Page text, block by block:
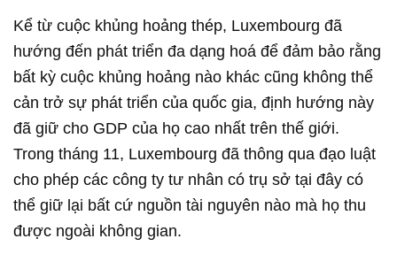
Kể từ cuộc khủng hoảng thép, Luxembourg đã
hướng đến phát triển đa dạng hoá để đảm bảo rằng
bất kỳ cuộc khủng hoảng nào khác cũng không thể
cản trở sự phát triển của quốc gia, định hướng này
đã giữ cho GDP của họ cao nhất trên thế giới.
Trong tháng 11, Luxembourg đã thông qua đạo luật
cho phép các công ty tư nhân có trụ sở tại đây có
thể giữ lại bất cứ nguồn tài nguyên nào mà họ thu
được ngoài không gian.